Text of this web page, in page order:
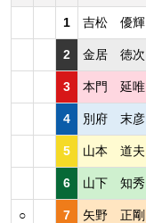
1 吉松 優輝
2 金居 徳次
3 本門 延唯
4 別府 末彦
5 山本 道夫
6 山下 知秀
○ 7 矢野 正剛